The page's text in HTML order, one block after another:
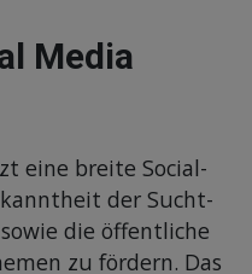
Media
eine breite Social-
der Sucht-
die öffentliche
zu fördern. Das